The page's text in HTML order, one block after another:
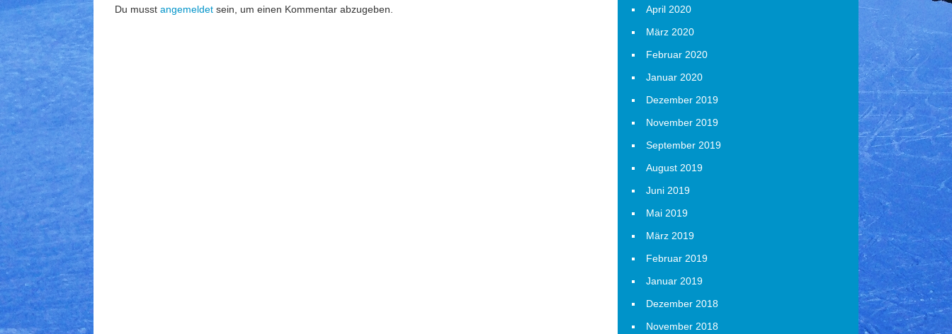
Du musst angemeldet sein, um einen Kommentar abzugeben.
April 2020
März 2020
Februar 2020
Januar 2020
Dezember 2019
November 2019
September 2019
August 2019
Juni 2019
Mai 2019
März 2019
Februar 2019
Januar 2019
Dezember 2018
November 2018